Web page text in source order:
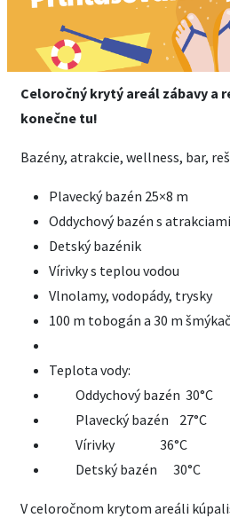
Celoročný krytý areál zábavy a
konečne tu!
Bazény, atrakcie, wellness, bar,
Plavecký bazén 25×8 m
Oddychový bazén s atrakciami
Detský bazénik
Vírivky s teplou vodou
Vlnolamy, vodopády, trysky
100 m tobogán a 30 m
Teplota vody:
Oddychový bazén 30°C
Plavecký bazén 27°C
Vírivky 36°C
Detský bazén 30°C
V celoročnom krytom areáli